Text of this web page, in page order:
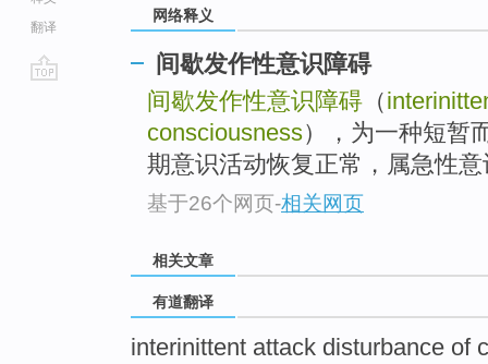
翻译
网络释义
间歇发作性意识障碍
间歇发作性意识障碍 （
consciousness），为一种短暂
期意识活动恢复正常，属急性
基于26个网页-相关网页
相关文章
有道翻译
interinittent attack disturbance of